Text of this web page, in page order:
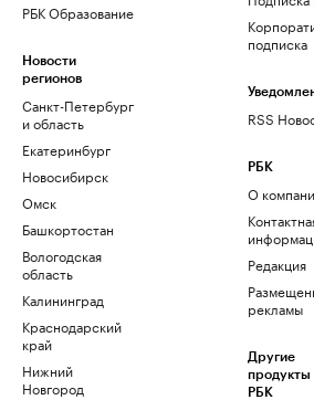
РБК Образование
Новости
регионов
Санкт-Петербург
и область
Екатеринбург
Новосибирск
Омск
Башкортостан
Вологодская
область
Калининград
Краснодарский
край
Нижний
Новгород
подписка
RSS
РБК
О
Редакция
рекламы
Другие
продукты
РБК